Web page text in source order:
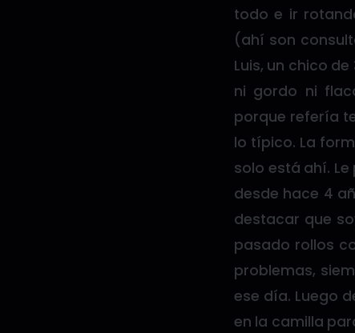
todo e ir
(ahí son
Luis, un chico
ni gordo ni
porque refería
lo típico. La
solo está ahí.
desde hace 4
destacar que
pasado rollos
problemas,
ese día. Luego
en la camilla